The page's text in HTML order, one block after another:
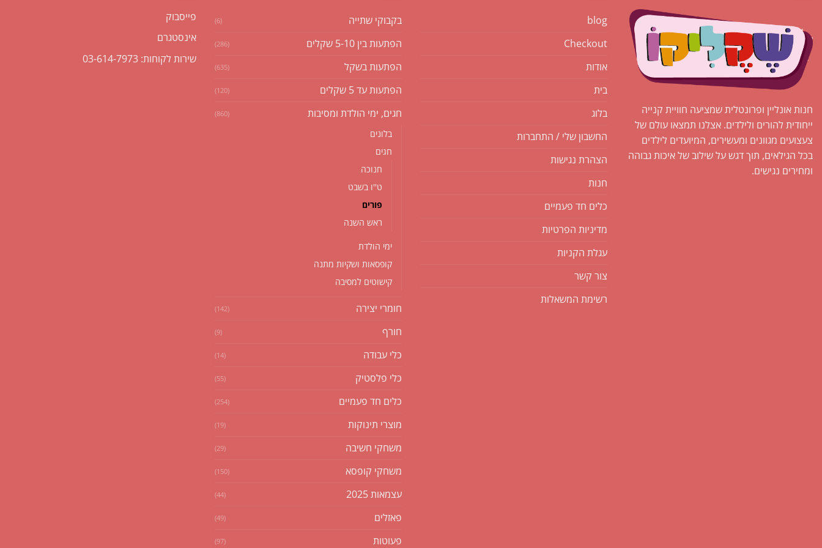
חנות אונליין ופרונטלית שמציעה חוויית קנייה
ייחודית להורים ולילדים. אצלנו תמצאו עולם של
צעצועים מגוונים ומעשירים, המיועדים לילדים
בכל הגילאים, תוך דגש על שילוב של איכות גבוהה
ומחירים נגישים.
blog
Checkout
אודות
בית
בלוג
החשבון שלי / התחברות
הצהרת נגישות
חנות
כלים חד פעמיים
מדיניות הפרטיות
עגלת הקניות
צור קשר
רשימת המשאלות
בקבוקי שתייה (6)
הפתעות בין 5-10 שקלים (286)
הפתעות בשקל (635)
הפתעות עד 5 שקלים (120)
חגים, ימי הולדת ומסיבות (860)
בלונים
חגים
חנוכה
ט''ו בשבט
פורים
ראש השנה
ימי הולדת
קופסאות ושקיות מתנה
קישוטים למסיבה
חומרי יצירה (142)
חורף (9)
כלי עבודה (14)
כלי פלסטיק (55)
כלים חד פעמיים (254)
מוצרי תינוקות (19)
משחקי חשיבה (29)
משחקי קופסא (150)
עצמאות 2025 (44)
פאזלים (49)
פעוטות (97)
פייסבוק
אינסטגרם
שירות לקוחות: 03-614-7973